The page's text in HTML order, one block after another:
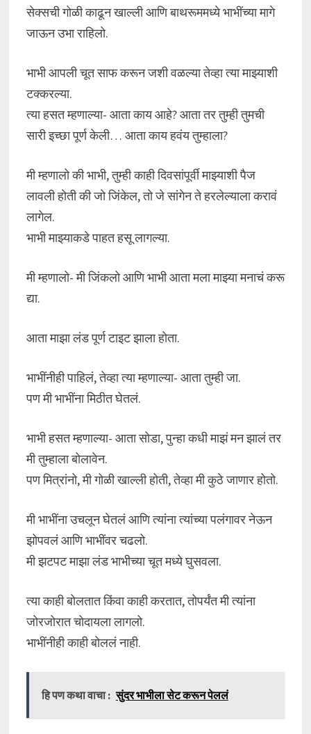
सेक्सची गोळी काढून खाल्ली आणि बाथरूममध्ये भाभींच्या मागे
जाऊन उभा राहिलो.
भाभी आपली चूत साफ करून जशी वळल्या तेव्हा त्या माझ्याशी
टक्करल्या.
त्या हसत म्हणाल्या- आता काय आहे? आता तर तुम्ही तुमची
सारी इच्छा पूर्ण केली… आता काय हवंय तुम्हाला?
मी म्हणालो की भाभी, तुम्ही काही दिवसांपूर्वी माझ्याशी पैज
लावली होती की जो जिंकेल, तो जे सांगेन ते हरलेल्याला करावं
लागेल.
भाभी माझ्याकडे पाहत हसू लागल्या.
मी म्हणालो- मी जिंकलो आणि भाभी आता मला माझ्या मनाचं करू
द्या.
आता माझा लंड पूर्ण टाइट झाला होता.
भाभींनीही पाहिलं, तेव्हा त्या म्हणाल्या- आता तुम्ही जा.
पण मी भाभींना मिठीत घेतलं.
भाभी हसत म्हणाल्या- आता सोडा, पुन्हा कधी माझं मन झालं तर
मी तुम्हाला बोलावेन.
पण मित्रांनो, मी गोळी खाल्ली होती, तेव्हा मी कुठे जाणार होतो.
मी भाभींना उचलून घेतलं आणि त्यांना त्यांच्या पलंगावर नेऊन
झोपवलं आणि भाभींवर चढलो.
मी झटपट माझा लंड भाभीच्या चूत मध्ये घुसवला.
त्या काही बोलतात किंवा काही करतात, तोपर्यंत मी त्यांना
जोरजोरात चोदायला लागलो.
भाभींनीही काही बोललं नाही.
हि पण कथा वाचा : सुंदर भाभीला सेट करून पेललं